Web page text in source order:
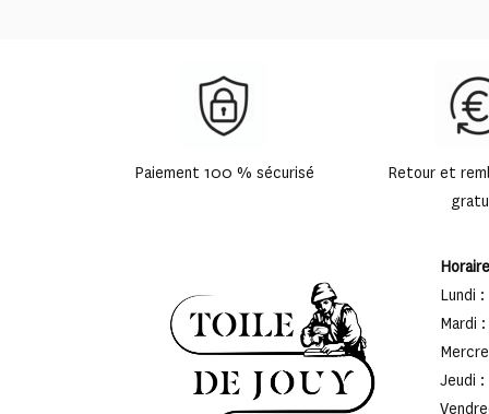
Paiement 100 % sécurisé
Retour et
Lundi
Mardi :
Jeudi :